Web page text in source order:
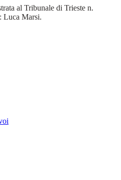
al Tribunale di Trieste n.
Luca Marsi.